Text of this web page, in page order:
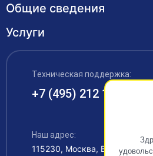
Курсы
Лицензия
Обучающимся
Акции
Контакты
Общие сведения
Основные сведения
Структура и органы управления
организацией
Документы
Руководство и педагогический
Материально-техническое
Услуги
Профессиональная
Курсы повышения
обучение с выдачей
Рабочие специальности
Техническая поддержка:
+7 (495) 212 12 34
Наш адрес:
115230, Москва,